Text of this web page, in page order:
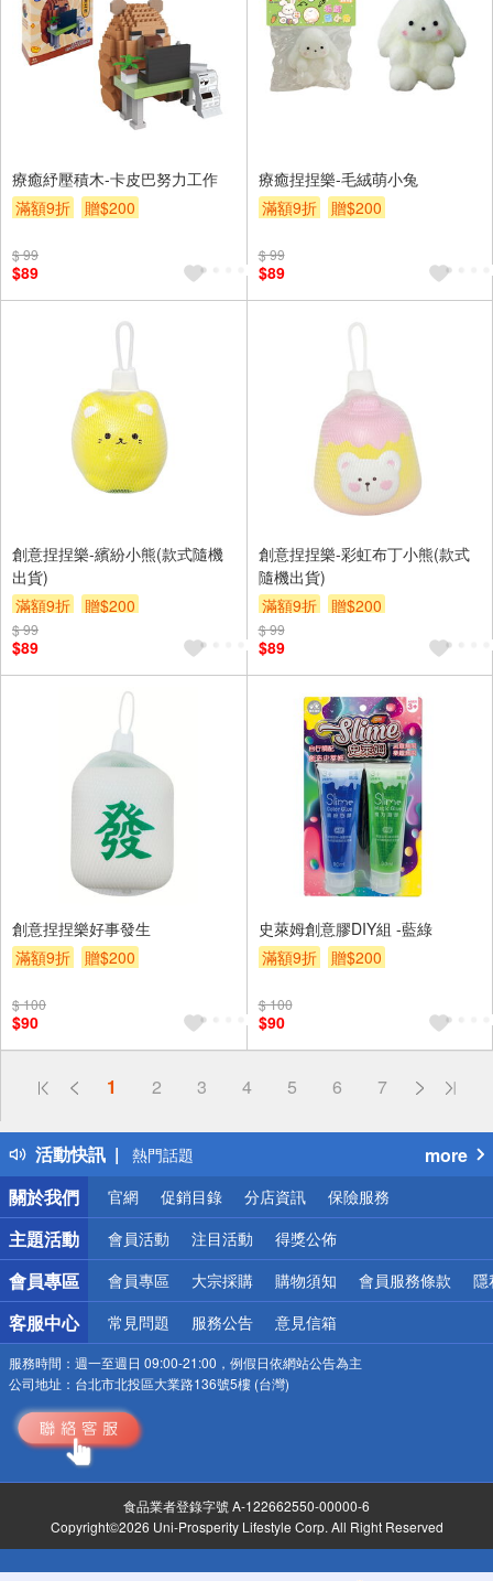
療癒紓壓積木-卡皮巴努力工作
滿額9折
贈$200
$ 99
$89
療癒捏捏樂-毛絨萌小兔
滿額9折
贈$200
$ 99
$89
創意捏捏樂-繽紛小熊(款式隨機
出貨)
滿額9折
贈$200
$ 99
$89
創意捏捏樂-彩虹布丁小熊(款式
隨機出貨)
滿額9折
贈$200
$ 99
$89
創意捏捏樂好事發生
滿額9折
贈$200
$ 100
$90
史萊姆創意膠DIY組 -藍綠
滿額9折
贈$200
$ 100
$90
1 2 3 4 5 6 7
活動快訊
偏遠地區配送
得獎公告
熱門話題
銀行優惠
偏遠地區配送
詐騙網頁！請小心！
more
關於我們
官網 促銷目錄 分店資訊 保險服務
主題活動 會員活動 注目活動 得獎公佈
會員專區 會員專區 大宗採購 購物須知 會員服務條款 隱
客服中心 常見問題 服務公告 意見信箱
服務時間： 週一至週日 09:00-21:00，例假日依網站公告為主
公司地址： 台北市北投區大業路136號5樓 (台灣)
食品業者登錄字號 A-122662550-00000-6
Copyright©2026 Uni-Prosperity Lifestyle Corp. All Right Reserved